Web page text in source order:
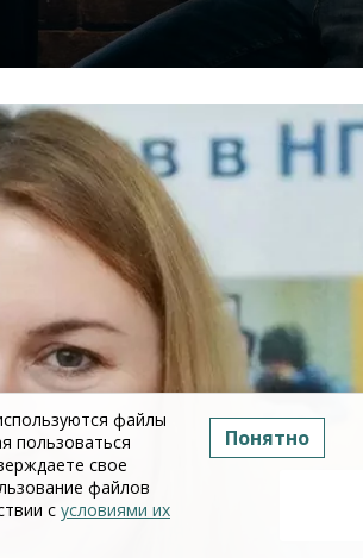
файлы
пользоваться
свое
файлов
с условиями их
Понятно